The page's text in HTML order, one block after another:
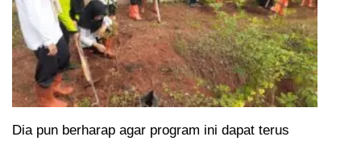
Dia pun berharap agar program ini dapat terus